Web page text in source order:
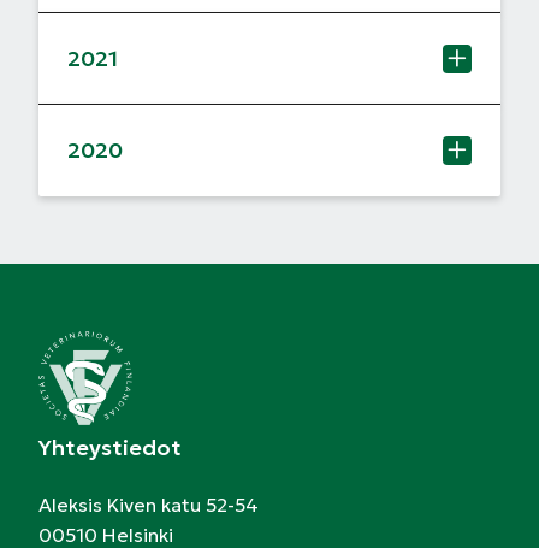
2021
2020
Yhteystiedot
Aleksis Kiven katu 52-54
00510 Helsinki